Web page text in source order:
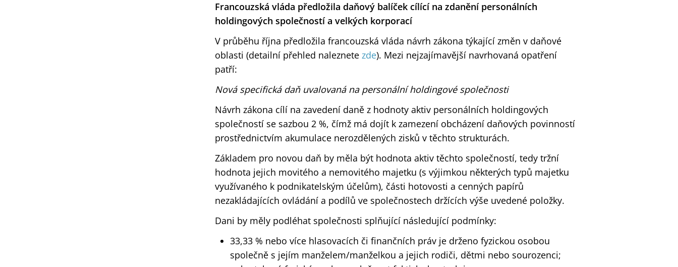
Francouzská vláda předložila daňový balíček cílící na zdanění personálních
holdingových společností a velkých korporací
V průběhu října předložila francouzská vláda návrh zákona týkající změn v daňové
oblasti (detailní přehled naleznete zde). Mezi nejzajímavější navrhovaná opatření
patří:
Nová specifická daň uvalovaná na personální holdingové společnosti
Návrh zákona cílí na zavedení daně z hodnoty aktiv personálních holdingových
společností se sazbou 2 %, čímž má dojít k zamezení obcházení daňových povinností
prostřednictvím akumulace nerozdělených zisků v těchto strukturách.
Základem pro novou daň by měla být hodnota aktiv těchto společností, tedy tržní
hodnota jejich movitého a nemovitého majetku (s výjimkou některých typů majetku
využívaného k podnikatelským účelům), části hotovosti a cenných papírů
nezakládajících ovládání a podílů ve společnostech držících výše uvedené položky.
Dani by měly podléhat společnosti splňující následující podmínky:
33,33 % nebo více hlasovacích či finančních práv je drženo fyzickou osobou
společně s jejím manželem/manželkou a jejich rodiči, dětmi nebo sourozenci;